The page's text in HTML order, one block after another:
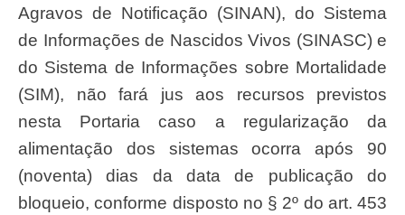
Agravos de Notificação (SINAN), do Sistema
de Informações de Nascidos Vivos (SINASC) e
do Sistema de Informações sobre Mortalidade
(SIM), não fará jus aos recursos previstos
nesta Portaria caso a regularização da
alimentação dos sistemas ocorra após 90
(noventa) dias da data de publicação do
bloqueio, conforme disposto no § 2º do art. 453